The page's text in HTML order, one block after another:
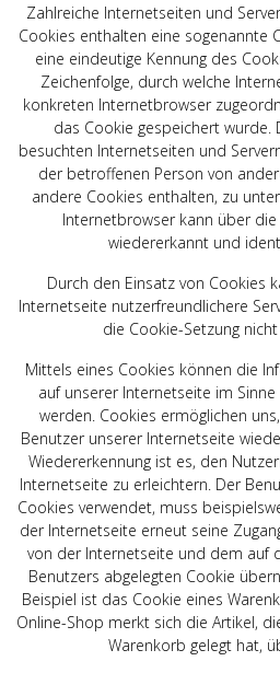
Zahlreiche Internetseiten und
Cookies enthalten eine sogenannte
eine eindeutige Kennung des
Zeichenfolge, durch welche
konkreten Internetbrowser
das Cookie gespeichert wurde.
besuchten Internetseiten und
der betroffenen Person von
andere Cookies enthalten, zu
Internetbrowser kann über
wiedererkannt und
Durch den Einsatz von Cookies
Internetseite nutzerfreundlichere
die Cookie-Setzung
Mittels eines Cookies können die
auf unserer Internetseite im
werden. Cookies ermöglichen
Benutzer unserer Internetseite
Wiedererkennung ist es, den
Internetseite zu erleichtern. Der
Cookies verwendet, muss
der Internetseite erneut seine
von der Internetseite und dem auf
Benutzers abgelegten Cookie
Beispiel ist das Cookie eines
Online-Shop merkt sich die Artikel,
Warenkorb gelegt hat,